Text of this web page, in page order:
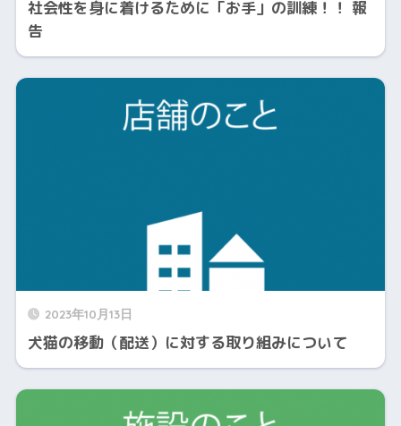
社会性を身に着けるために「お手」の訓練！！ 報
告
2023年10月13日
犬猫の移動（配送）に対する取り組みについて